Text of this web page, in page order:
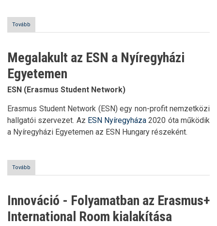
Tovább
Szolidaritási
lehetőségeit
Megalakult az ESN a Nyíregyházi
Egyetemen
ESN (Erasmus Student Network)
Erasmus Student Network (ESN) egy non-profit nemzetközi
hallgatói szervezet. Az ESN Nyíregyháza 2020 óta működik
a Nyíregyházi Egyetemen az ESN Hungary részeként.
Tovább
az
Nyíregyházi
Innováció - Folyamatban az Erasmus+
International Room kialakítása